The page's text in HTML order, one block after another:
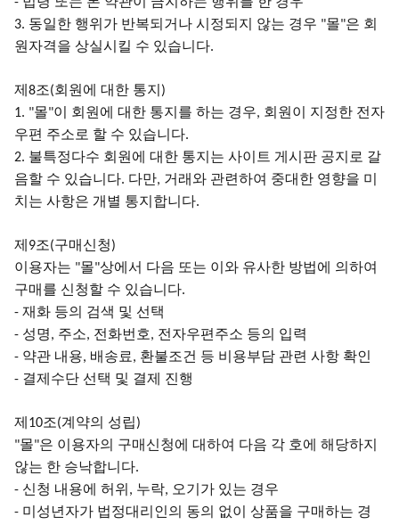
3. 동일한 행위가 반복되거나 시정되지 않는 경우 "몰"은 회
원자격을 상실시킬 수 있습니다.
제 8조(회원에 대한 통지 )
1. "몰"이 회원에 대한 통지를 하는 경우, 회원이 지정한 전자
우편 주소로 할 수 있습니다.
2. 불특정다수 회원에 대한 통지는 사이트 게시판 공지로 갈
음할 수 있습니다. 다만, 거래와 관련하여 중대한 영향을 미
치는 사항은 개별 통지합니다.
제 9조(구매신청)
이용자는 "몰"상에서 다음 또는 이와 유사한 방법에 의하여
구매를 신청할 수 있습니다.
- 재화 등의 검색 및 선택
- 성명, 주소, 전화번호, 전자우편주소 등의 입력
- 약관 내용, 배송료, 환불조건 등 비용부담 관련 사항 확인
- 결제수단 선택 및 결제 진행
제 10조(계약의 성립)
"몰"은 이용자의 구매신청에 대하여 다음 각 호에 해당하지
않는 한 승낙합니다.
- 신청 내용에 허위 , 누락, 오기가 있는 경우
- 미성년자가 법정대리인의 동의 없이 상품을 구매하는 경